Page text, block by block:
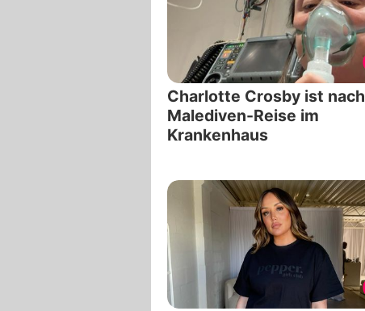
Charlotte Crosby ist nach
Malediven-Reise im
Krankenhaus